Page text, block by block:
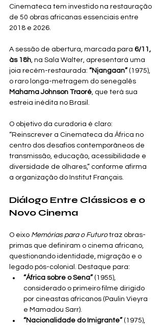
Cinemateca tem investido na restauração
de 50 obras africanas essenciais entre
2018 e 2026.
A sessão de abertura, marcada para 6/11,
às 18h, na Sala Walter, apresentará uma
joia recém-restaurada: “Njangaan” (1975),
o raro longa-metragem do senegalês
Mahama Johnson Traoré, que terá sua
estreia inédita no Brasil.
O objetivo da curadoria é claro:
“Reinscrever a Cinemateca da África no
centro dos desafios contemporâneos de
transmissão, educação, acessibilidade e
diversidade de olhares,” conforme afirma
a organização do Institut Français.
Diálogo Entre Clássicos e o
Novo Cinema
O eixo Memórias para o Futuro traz obras-
primas que definiram o cinema africano,
questionando identidade, migração e o
legado pós-colonial. Destaque para:
“África sobre o Sena” (1955),
considerado o primeiro filme dirigido
por cineastas africanos (Paulin Vieyra
e Mamadou Sarr).
“Nacionalidade do Imigrante” (1975),